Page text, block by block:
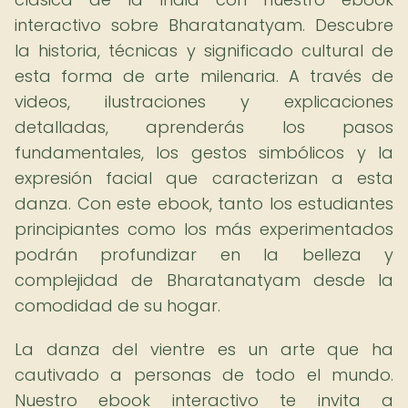
interactivo sobre Bharatanatyam. Descubre
la historia, técnicas y significado cultural de
esta forma de arte milenaria. A través de
videos, ilustraciones y explicaciones
detalladas, aprenderás los pasos
fundamentales, los gestos simbólicos y la
expresión facial que caracterizan a esta
danza. Con este ebook, tanto los estudiantes
principiantes como los más experimentados
podrán profundizar en la belleza y
complejidad de Bharatanatyam desde la
comodidad de su hogar.
La danza del vientre es un arte que ha
cautivado a personas de todo el mundo.
Nuestro ebook interactivo te invita a